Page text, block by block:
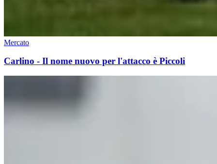
Mercato
Carlino - Il nome nuovo per l'attacco è Piccoli